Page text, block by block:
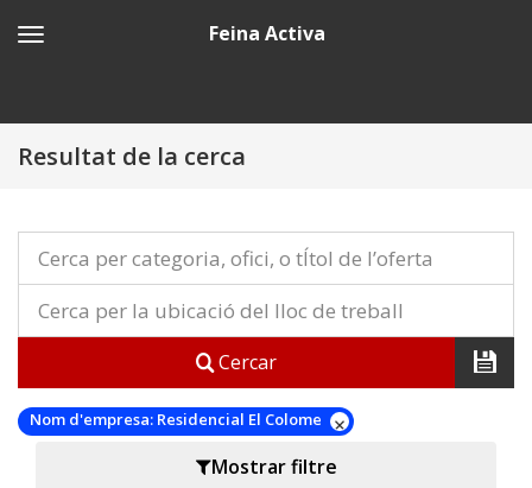
Feina Activa
Resultat de la cerca
Cercar
Nom d'empresa: Residencial El Colome
Mostrar filtre